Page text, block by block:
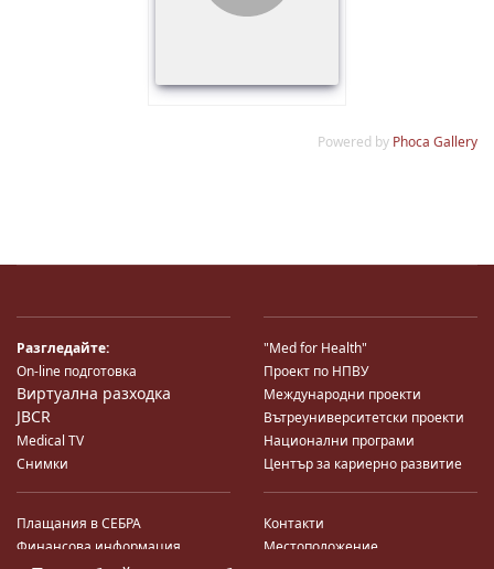
Powered by Phoca Gallery
Разгледайте:
On-line подготовка
Виртуална разходка
JBCR
Medical TV
Снимки
"Med for Health"
Проект по НПВУ
Международни проекти
Вътреуниверситетски проекти
Национални програми
Център за кариерно развитие
Плащания в СЕБРА
Финансова информация
Контакти
Местоположение